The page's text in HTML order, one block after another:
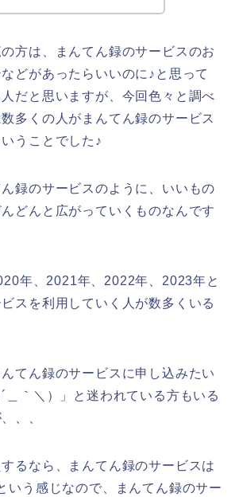
方は、まんてん録のサービスのお
どがあったらいいのに♪と思って
だと思いますが、今回色々と調べ
多くの人がまんてん録のサービス
うことでした♪
録のサービスのように、いいもの
どんと広がっていくものなんです
年、2021年、2022年、2023年と
スを利用していく人が数多くいる
てん録のサービスに申し込みたい
＿｀＼）」と迷われている方もいる
、、
るなら、まんてん録のサービスは
いう感じなので、まんてん録のサー